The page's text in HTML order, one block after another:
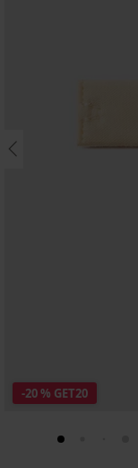
-20 % GET20